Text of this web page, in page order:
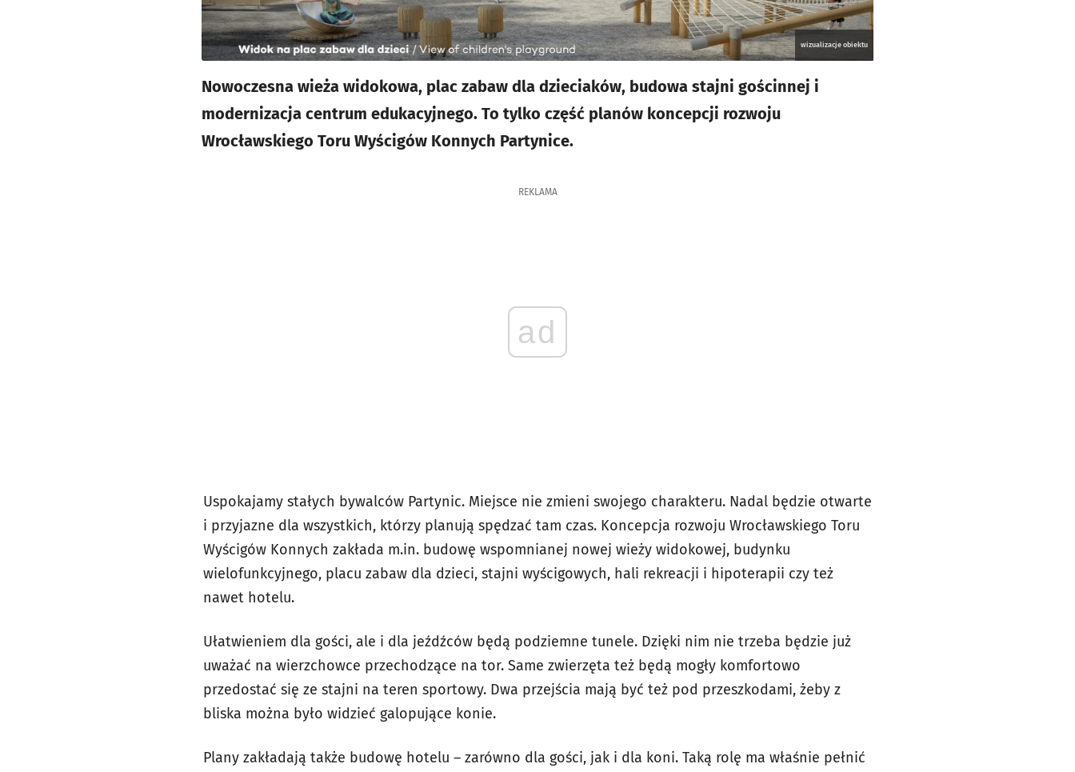
wizualizacje obiektu
Nowoczesna wieża widokowa, plac zabaw dla dzieciaków, budowa stajni gościnnej i
modernizacja centrum edukacyjnego. To tylko część planów koncepcji rozwoju
Wrocławskiego Toru Wyścigów Konnych Partynice.
REKLAMA
ad
Uspokajamy stałych bywalców Partynic. Miejsce nie zmieni swojego charakteru. Nadal będzie otwarte
i przyjazne dla wszystkich, którzy planują spędzać tam czas. Koncepcja rozwoju Wrocławskiego Toru
Wyścigów Konnych zakłada m.in. budowę wspomnianej nowej wieży widokowej, budynku
wielofunkcyjnego, placu zabaw dla dzieci, stajni wyścigowych, hali rekreacji i hipoterapii czy też
nawet hotelu.
Ułatwieniem dla gości, ale i dla jeźdźców będą podziemne tunele. Dzięki nim nie trzeba będzie już
uważać na wierzchowce przechodzące na tor. Same zwierzęta też będą mogły komfortowo
przedostać się ze stajni na teren sportowy. Dwa przejścia mają być też pod przeszkodami, żeby z
bliska można było widzieć galopujące konie.
Plany zakładają także budowę hotelu – zarówno dla gości, jak i dla koni. Taką rolę ma właśnie pełnić